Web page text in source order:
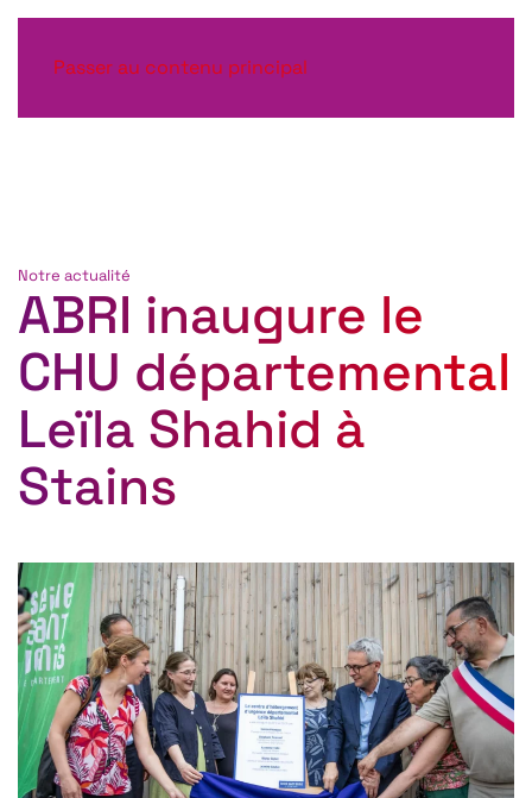
Passer au contenu principal
Notre actualité
ABRI inaugure le
CHU départemental
Leïla Shahid à
Stains